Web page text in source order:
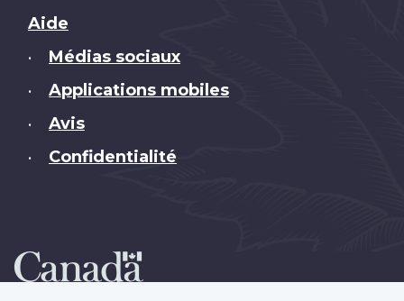
Brand
Aide
• Médias sociaux
• Applications mobiles
• Avis
• Confidentialité